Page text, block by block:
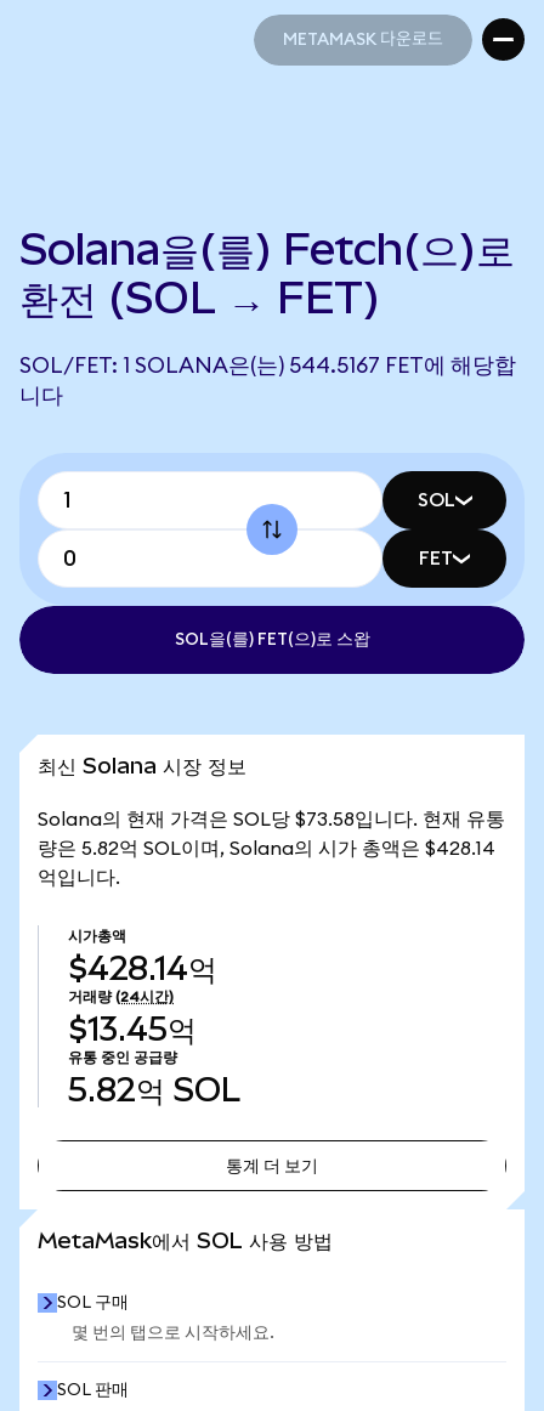
METAMASK 다운로드
Solana을(를) Fetch(으)로
환전 (SOL → FET)
SOL/FET: 1 SOLANA은(는) 544.5167 FET에 해당합
니다
SOL
FET
SOL을(를) FET(으)로 스왑
최신 Solana 시장 정보
Solana의 현재 가격은 SOL당 $73.58입니다. 현재 유통
량은 5.82억 SOL이며, Solana의 시가 총액은 $428.14
억입니다.
시가총액
$428.14억
거래량 (24시간)
$13.45억
유통 중인 공급량
5.82억 SOL
통계 더 보기
MetaMask에서 SOL 사용 방법
SOL 구매
몇 번의 탭으로 시작하세요.
SOL 판매